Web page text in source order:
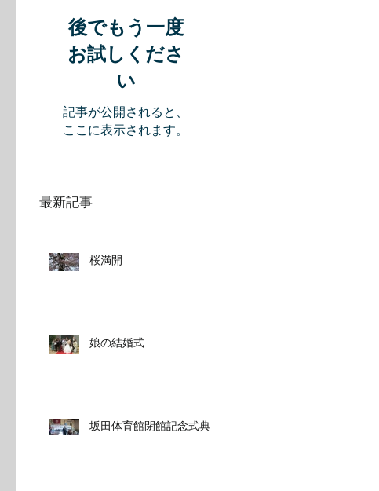
後でもう一度
お試しくださ
い
記事が公開されると、
ここに表示されます。
最新記事
桜満開
娘の結婚式
坂田体育館閉館記念式典